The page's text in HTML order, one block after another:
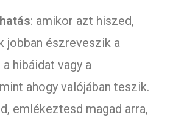
: amikor azt hiszed,
jobban észreveszik a
hibáidat vagy a
ahogy valójában teszik.
emlékeztesd magad arra,